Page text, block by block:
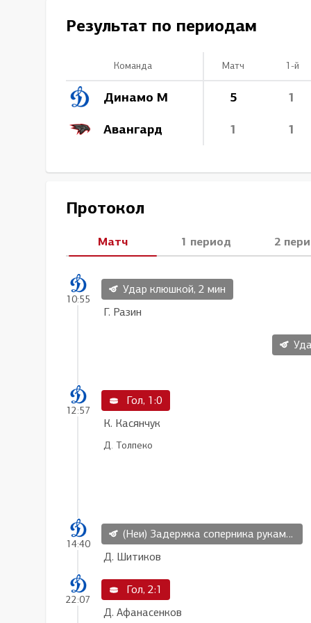
Северсталь
Результат по периодам
Команда Матч 1-й
Динамо М 5 1
Авангард
1 1
Протокол
Матч 1 период 2
10:55
Удар клюшкой, 2 мин
Г. Разин
12:57
Гол, 1:0
К. Касянчук
Д. Толпеко
14:40
(Неи) Задержка соперника руками, 2 мин
Д. Шитиков
22:07
Гол, 2:1
Д. Афанасенков